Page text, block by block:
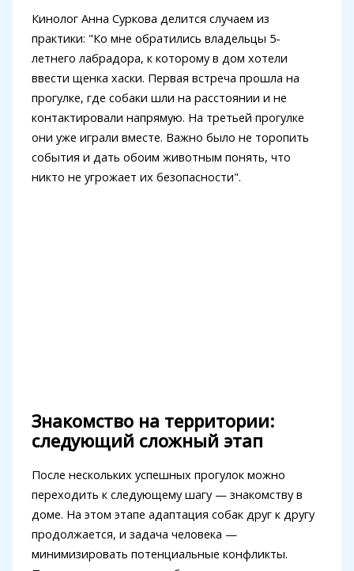
Кинолог Анна Суркова делится случаем из
практики: "Ко мне обратились владельцы 5-
летнего лабрадора, к которому в дом хотели
ввести щенка хаски. Первая встреча прошла на
прогулке, где собаки шли на расстоянии и не
контактировали напрямую. На третьей прогулке
они уже играли вместе. Важно было не торопить
события и дать обоим животным понять, что
никто не угрожает их безопасности".
Знакомство на территории:
следующий сложный этап
После нескольких успешных прогулок можно
переходить к следующему шагу — знакомству в
доме. На этом этапе адаптация собак друг к другу
продолжается, и задача человека —
минимизировать потенциальные конфликты.